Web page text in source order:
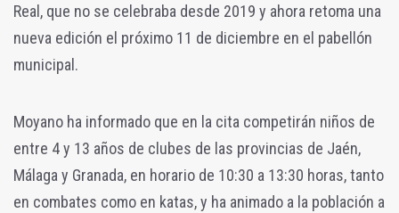
Real, que no se celebraba desde 2019 y ahora retoma una
nueva edición el próximo 11 de diciembre en el pabellón
municipal.
Moyano ha informado que en la cita competirán niños de
entre 4 y 13 años de clubes de las provincias de Jaén,
Málaga y Granada, en horario de 10:30 a 13:30 horas, tanto
en combates como en katas, y ha animado a la población a